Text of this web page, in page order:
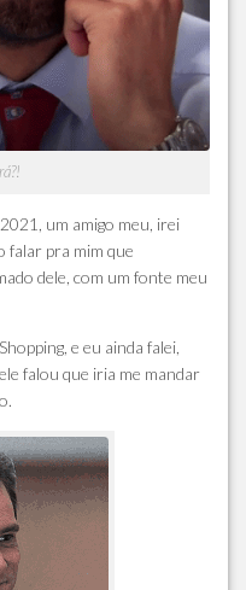
um amigo meu, irei
falar pra mim que
dele, com um fonte meu
e eu ainda falei,
falou que iria me mandar